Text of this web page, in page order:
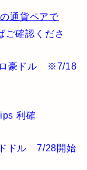
通貨ペアで
ご確認くださ
ロ豪ドル ※7/18
利確
ドル 7/28開始